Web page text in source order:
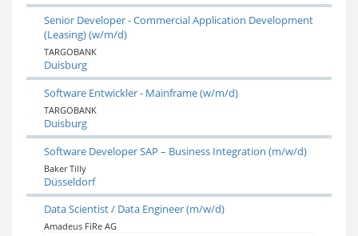
Senior Developer - Commercial Application Development
(Leasing) (w/m/d)
TARGOBANK
Duisburg
Software Entwickler - Mainframe (w/m/d)
TARGOBANK
Duisburg
Software Developer SAP – Business Integration (m/w/d)
Baker Tilly
Düsseldorf
Data Scientist / Data Engineer (m/w/d)
Amadeus FiRe AG